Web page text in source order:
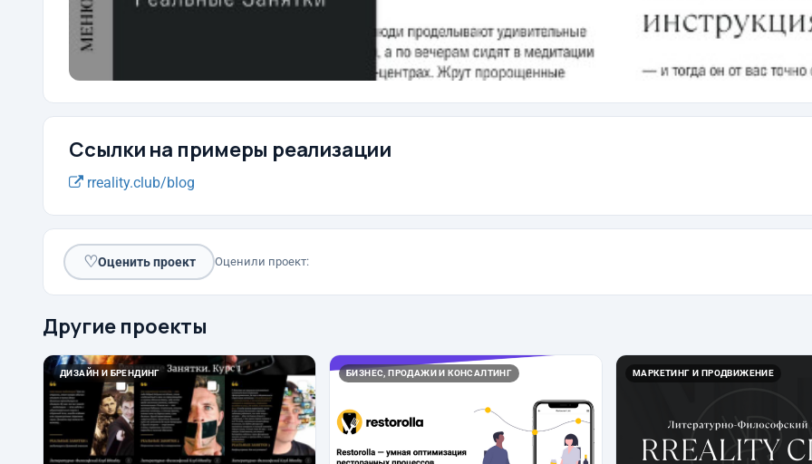
Ссылки на примеры реализации
rreality.club/blog
♡Оценить проект Оценили проект:
Другие проекты
ДИЗАЙН И БРЕНДИНГ БИЗНЕС, ПРОДАЖИ И КОНСАЛТИНГ МАРКЕТИНГ И ПРОДВИЖЕНИЕ